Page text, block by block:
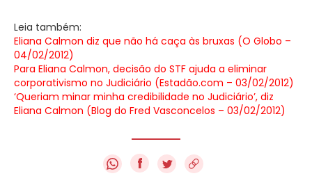
Leia também:
Eliana Calmon diz que não há caça às bruxas (O Globo –
04/02/2012)
Para Eliana Calmon, decisão do STF ajuda a eliminar
corporativismo no Judiciário (Estadão.com – 03/02/2012)
‘Queriam minar minha credibilidade no Judiciário’, diz
Eliana Calmon (Blog do Fred Vasconcelos – 03/02/2012)
f